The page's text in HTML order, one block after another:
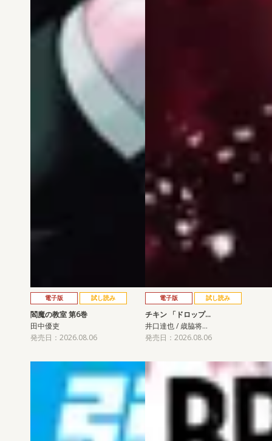
電子版 試し読み
閻魔の教室 第6巻
田中優吏
発売日：2026.08.06
電子版 試し読み
チキン 「ドロップ…
井口達也 / 歳脇将…
発売日：2026.08.06